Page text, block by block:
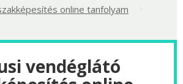
online tanfolyam
vendéglátó